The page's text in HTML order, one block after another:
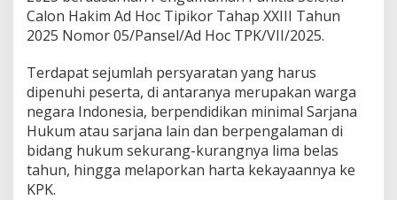
Calon Hakim Ad Hoc Tipikor Tahap XXIII Tahun
2025 Nomor 05/Pansel/Ad Hoc TPK/VII/2025.
Terdapat sejumlah persyaratan yang harus
dipenuhi peserta, di antaranya merupakan warga
negara Indonesia, berpendidikan minimal Sarjana
Hukum atau sarjana lain dan berpengalaman di
bidang hukum sekurang-kurangnya lima belas
tahun, hingga melaporkan harta kekayaannya ke
KPK.